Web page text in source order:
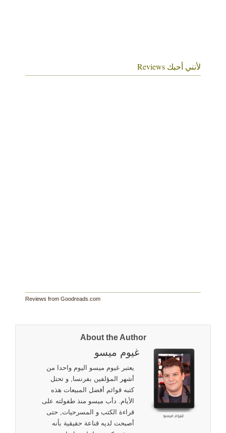
لأنني أحبك Reviews
Reviews from Goodreads.com
About the Author
غيوم ميسو
يعتبر غيوم ميسو اليوم واحدا من
أشهر المؤلفين بفرنسا, و تحتل
كتبه قوائم أفضل المبيعات هذه
الأيام. دأب ميسو منذ طفولته على
قراءة الكتب و المسرحيات, حتى
أصبحت لديه قناعة حقيقية بأنه